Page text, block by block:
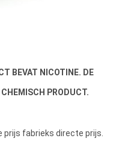
BEVAT NICOTINE. DE
PRODUCT.
prijs fabrieks directe prijs.